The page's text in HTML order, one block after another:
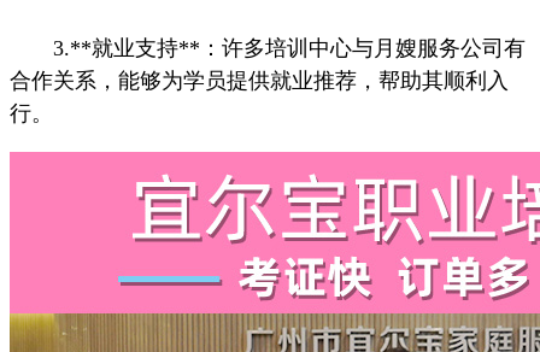
3.**就业支持**：许多培训中心与月嫂服务公司有
合作关系，能够为学员提供就业推荐，帮助其顺利入
行。